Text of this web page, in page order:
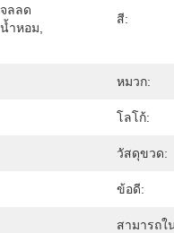
ลลด
ำหอม,
สี:
หมวก:
โลโก้:
วัสดุขวด:
ข้อดี:
สามารถใ